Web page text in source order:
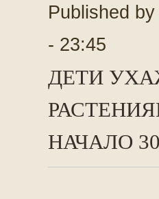
Published
- 23:45
ДЕТИ
НАЧАЛО